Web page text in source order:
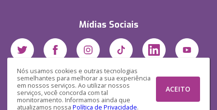
Nós usamos cookies e outras tecnologias
semelhantes para melhorar a sua experiência
em nossos serviços. Ao utilizar nossos
serviços, você concorda com tal
monitoramento. Informamos ainda que
atualizamos nossa Política de Privacidade.
ACEITO
Mídias Sociais